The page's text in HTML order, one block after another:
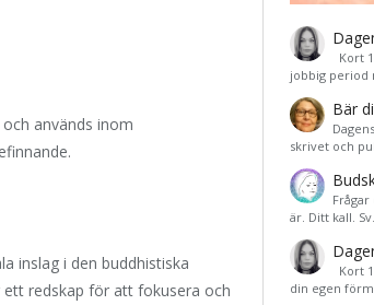
används inom
inslag i den buddhistiska
ett redskap för att fokusera och
Kort
jobbig period
Bär
skrivet och
är. Ditt kall.
Kort
din egen